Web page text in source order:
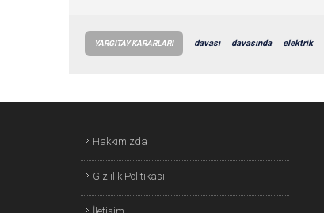
YARGITAY KARARLARI davası davasında elektrik
Hakkımızda
Gizlilik Politikası